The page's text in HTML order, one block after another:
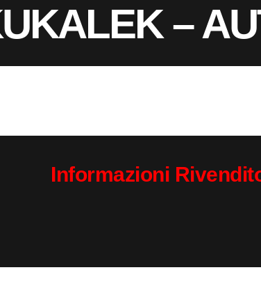
–
Informazioni